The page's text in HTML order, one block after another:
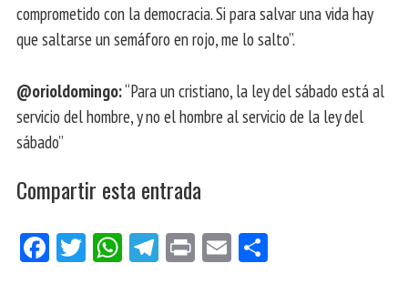
comprometido con la democracia. Si para salvar una vida hay
que saltarse un semáforo en rojo, me lo salto”.
@orioldomingo:“Para un cristiano, la ley del sábado está al
servicio del hombre, y no el hombre al servicio de la ley del
sábado”
Compartir esta entrada
Fa Tw W Te Pri E